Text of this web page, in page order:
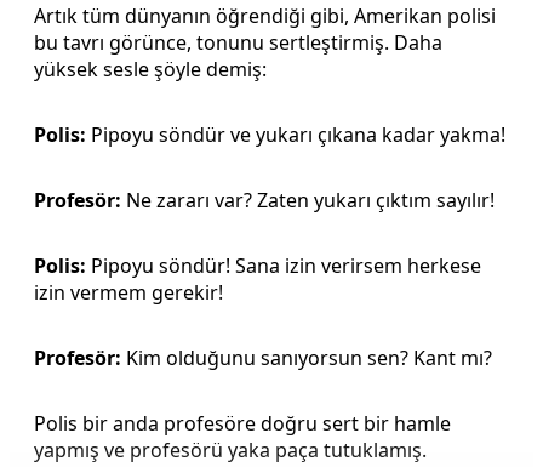
Artık tüm dünyanın öğrendiği gibi, Amerikan polisi
bu tavrı görünce, tonunu sertleştirmiş. Daha
yüksek sesle şöyle demiş:
Polis: Pipoyu söndür ve yukarı çıkana kadar yakma!
Profesör: Ne zararı var? Zaten yukarı çıktım sayılır!
Polis: Pipoyu söndür! Sana izin verirsem herkese
izin vermem gerekir!
Profesör: Kim olduğunu sanıyorsun sen? Kant mı?
Polis bir anda profesöre doğru sert bir hamle
yapmış ve profesörü yaka paça tutuklamış.